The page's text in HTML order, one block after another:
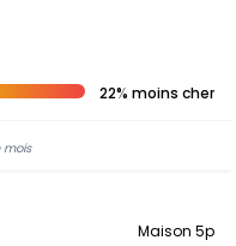
22% moins cher
mois
Maison 5p